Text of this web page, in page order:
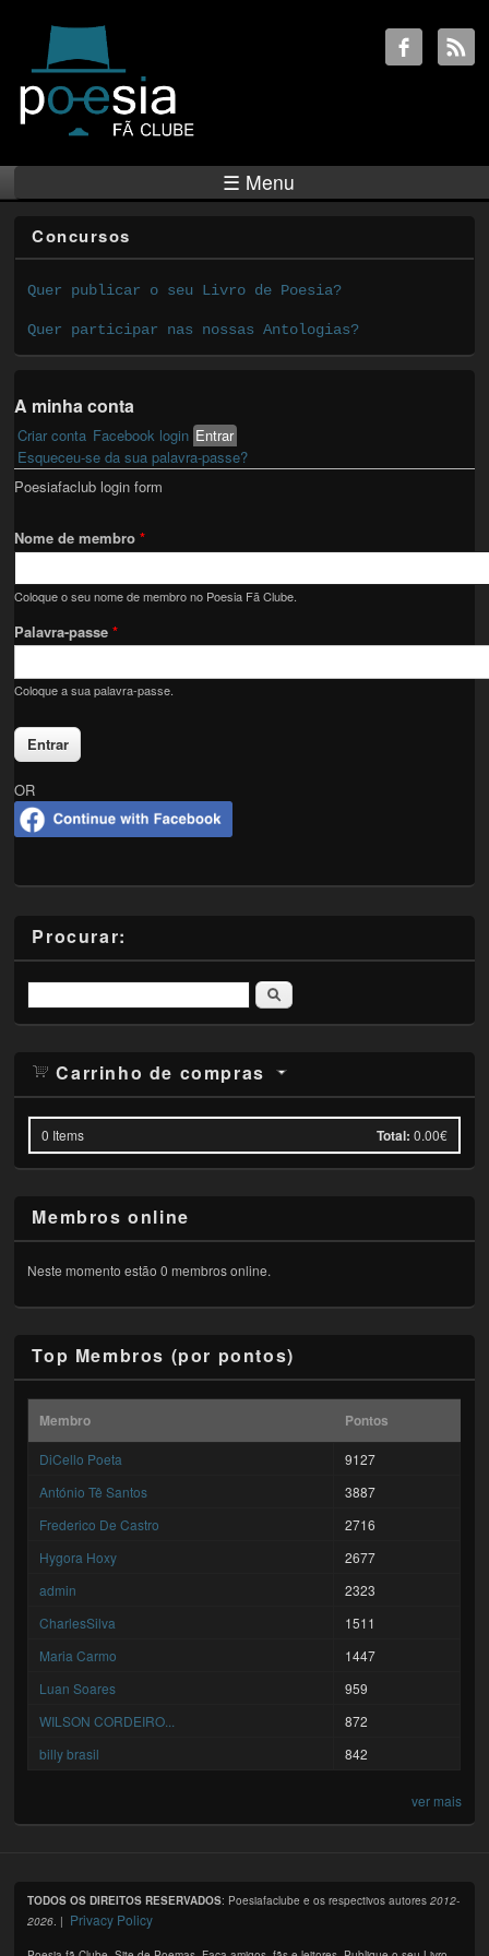
☰ Menu
Concursos
Quer publicar o seu Livro de Poesia?
Quer participar nas nossas Antologias?
A minha conta
Primary tabs
Criar conta Facebook login Entrar(active tab)
Esqueceu-se da sua palavra-passe?
Poesiafaclub login form
Nome de membro*
Coloque o seu nome de membro no Poesia Fã Clube.
Palavra-passe*
Coloque a sua palavra-passe.
OR
Procurar:
Pesquisar
Carrinho de compras
0 Items Total: 0.00€
Membros online
Neste momento estão 0 membros online.
Top Membros (por pontos)
Membro Pontos
DiCello Poeta
9127
António Tê Santos
3887
Frederico De Castro
2716
Hygora Hoxy
2677
admin
2323
CharlesSilva
1511
Maria Carmo
1447
Luan Soares
959
WILSON CORDEIRO...
872
billy brasil
842
ver mais
TODOS OS DIREITOS RESERVADOS: Poesiafaclube e os respectivos autores2012-
2026 . | Privacy Policy